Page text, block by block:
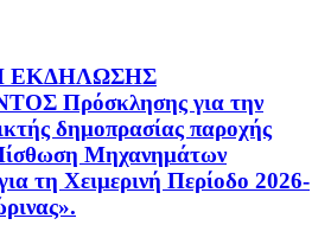
ΕΚΔΗΛΩΣΗΣ
Πρόσκλησης για την
δημοπρασίας παροχής
Μηχανημάτων
τη Χειμερινή Περίοδο 2026-